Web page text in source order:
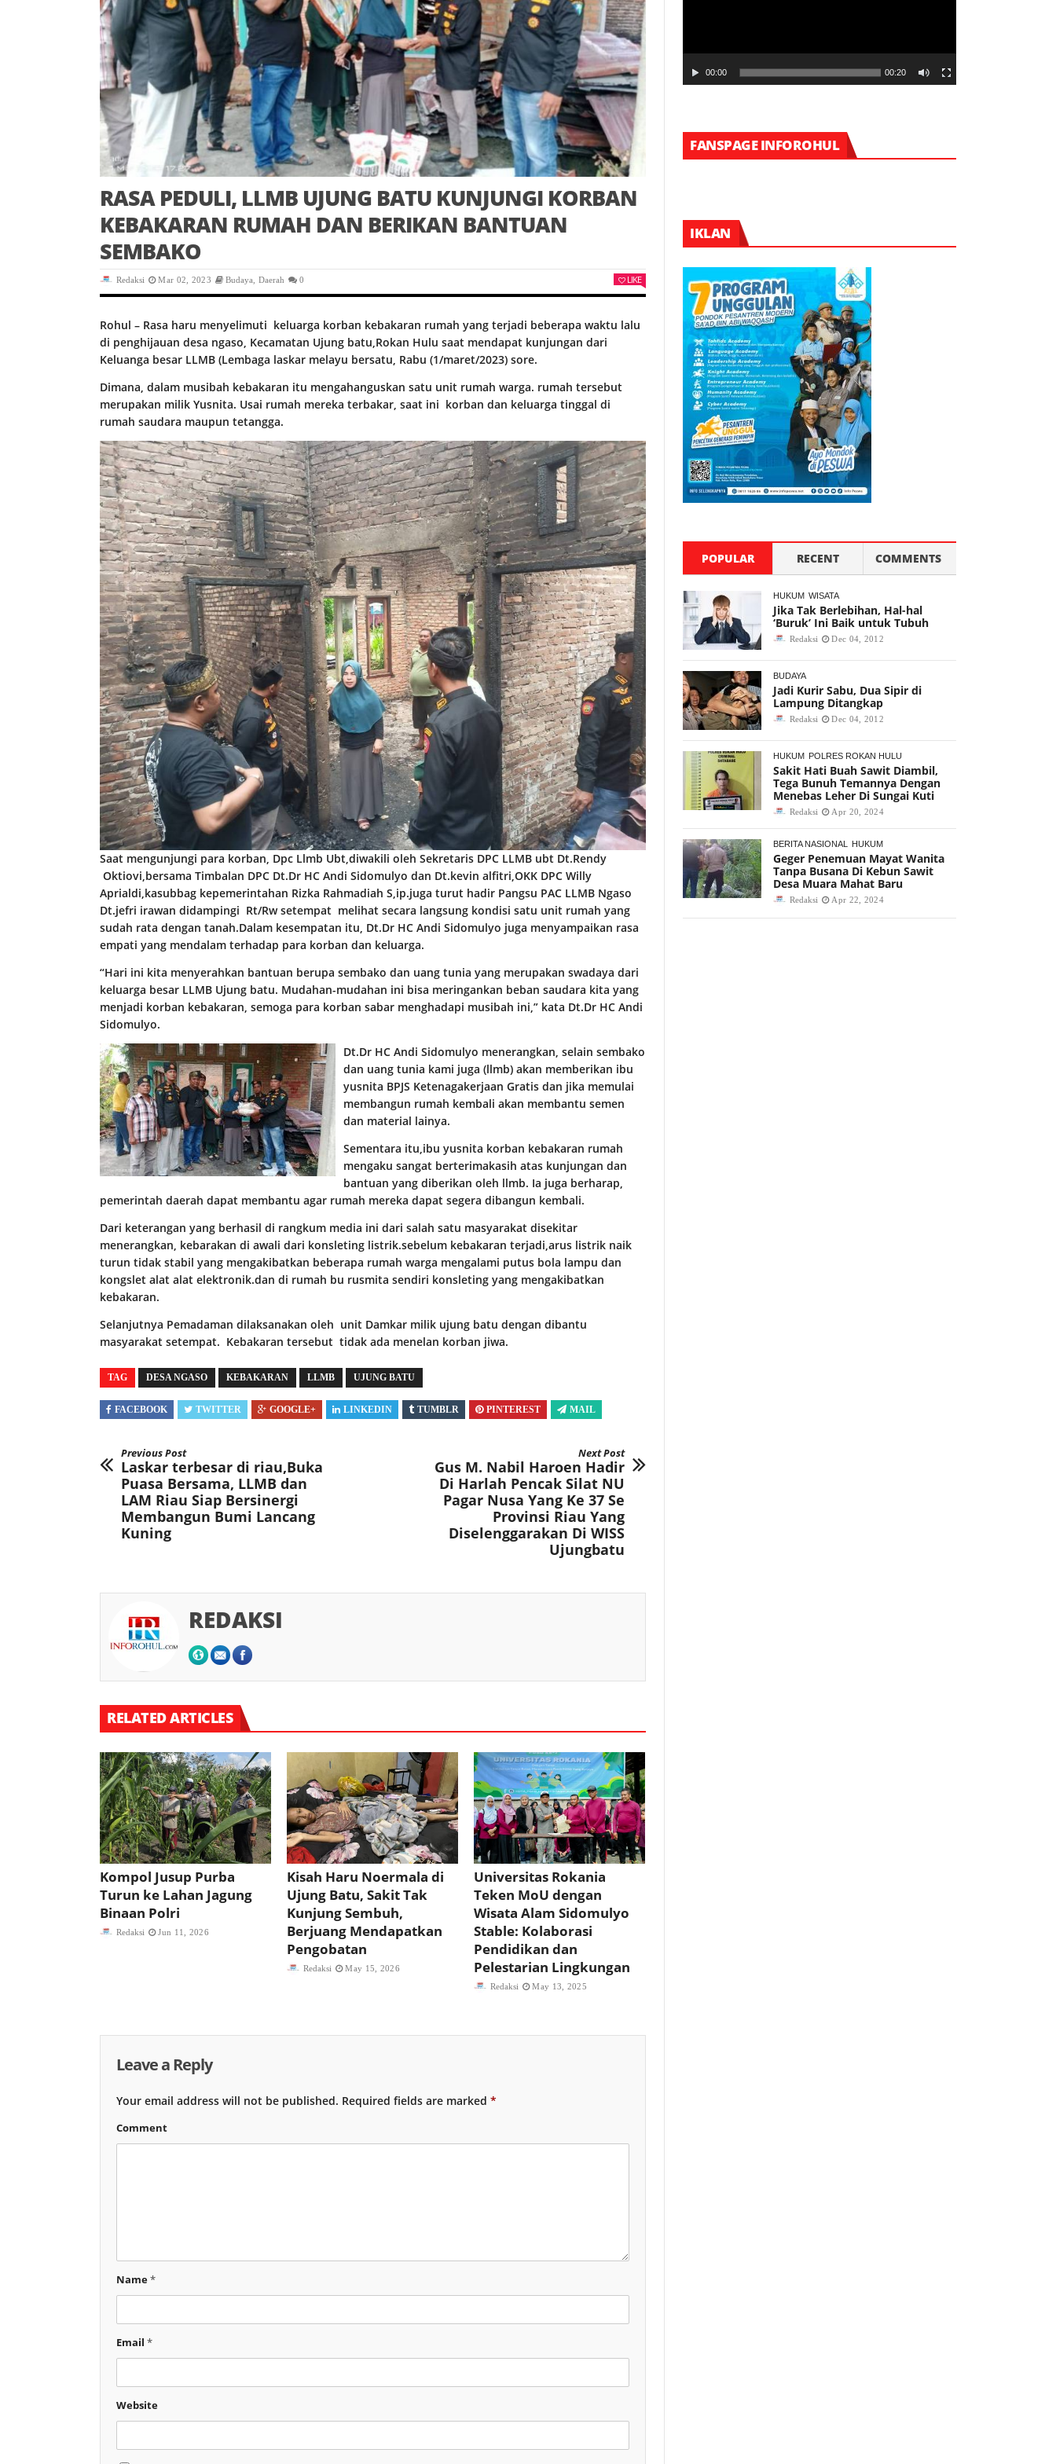
RASA PEDULI, LLMB UJUNG BATU KUNJUNGI KORBAN
KEBAKARAN RUMAH DAN BERIKAN BANTUAN
SEMBAKO
Redaksi Mar 02, 2023 Budaya Daerah 0 LIKE
Rohul – Rasa haru menyelimuti keluarga korban kebakaran rumah yang terjadi beberapa waktu lalu
di penghijauan desa ngaso, Kecamatan Ujung batu,Rokan Hulu saat mendapat kunjungan dari
Keluanga besar LLMB (Lembaga laskar melayu bersatu, Rabu (1/maret/2023) sore.
Dimana, dalam musibah kebakaran itu mengahanguskan satu unit rumah warga. rumah tersebut
merupakan milik Yusnita. Usai rumah mereka terbakar, saat ini korban dan keluarga tinggal di
rumah saudara maupun tetangga.
Saat mengunjungi para korban, Dpc Llmb Ubt,diwakili oleh Sekretaris DPC LLMB ubt Dt.Rendy
Oktiovi,bersama Timbalan DPC Dt.Dr HC Andi Sidomulyo dan Dt.kevin alfitri,OKK DPC Willy
Aprialdi,kasubbag kepemerintahan Rizka Rahmadiah S,ip.juga turut hadir Pangsu PAC LLMB Ngaso
Dt.jefri irawan didampingi Rt/Rw setempat melihat secara langsung kondisi satu unit rumah yang
sudah rata dengan tanah.Dalam kesempatan itu, Dt.Dr HC Andi Sidomulyo juga menyampaikan rasa
empati yang mendalam terhadap para korban dan keluarga.
“Hari ini kita menyerahkan bantuan berupa sembako dan uang tunia yang merupakan swadaya dari
keluarga besar LLMB Ujung batu. Mudahan-mudahan ini bisa meringankan beban saudara kita yang
menjadi korban kebakaran, semoga para korban sabar menghadapi musibah ini,” kata Dt.Dr HC Andi
Sidomulyo.
Dt.Dr HC Andi Sidomulyo menerangkan, selain sembako
dan uang tunia kami juga (llmb) akan memberikan ibu
yusnita BPJS Ketenagakerjaan Gratis dan jika memulai
membangun rumah kembali akan membantu semen
dan material lainya.
Sementara itu,ibu yusnita korban kebakaran rumah
mengaku sangat berterimakasih atas kunjungan dan
bantuan yang diberikan oleh llmb. Ia juga berharap,
pemerintah daerah dapat membantu agar rumah mereka dapat segera dibangun kembali.
Dari keterangan yang berhasil di rangkum media ini dari salah satu masyarakat disekitar
menerangkan, kebarakan di awali dari konsleting listrik.sebelum kebakaran terjadi,arus listrik naik
turun tidak stabil yang mengakibatkan beberapa rumah warga mengalami putus bola lampu dan
kongslet alat alat elektronik.dan di rumah bu rusmita sendiri konsleting yang mengakibatkan
kebakaran.
Selanjutnya Pemadaman dilaksanakan oleh unit Damkar milik ujung batu dengan dibantu
masyarakat setempat. Kebakaran tersebut tidak ada menelan korban jiwa.
TAG DESA NGASO KEBAKARAN LLMB UJUNG BATU
FACEBOOK TWITTER GOOGLE+ LINKEDIN TUMBLR PINTEREST MAIL
Previous Post
Laskar terbesar di riau,Buka
Puasa Bersama, LLMB dan
LAM Riau Siap Bersinergi
Membangun Bumi Lancang
Kuning
Next Post
Gus M. Nabil Haroen Hadir
Di Harlah Pencak Silat NU
Pagar Nusa Yang Ke 37 Se
Provinsi Riau Yang
Diselenggarakan Di WISS
Ujungbatu
REDAKSI
RELATED ARTICLES
Kompol Jusup Purba
Turun ke Lahan Jagung
Binaan Polri
Redaksi Jun 11, 2026
Kisah Haru Noermala di
Ujung Batu, Sakit Tak
Kunjung Sembuh,
Berjuang Mendapatkan
Pengobatan
Redaksi May 15, 2026
Universitas Rokania
Teken MoU dengan
Wisata Alam Sidomulyo
Stable: Kolaborasi
Pendidikan dan
Pelestarian Lingkungan
Redaksi May 13, 2025
Leave a Reply
Your email address will not be published. Required fields are marked *
Comment
Name*
Email *
Website
00:00 00:20
FANSPAGE INFOROHUL
IKLAN
POPULAR RECENT COMMENTS
HUKUM WISATA
Jika Tak Berlebihan, Hal-hal
‘Buruk’ Ini Baik untuk Tubuh
Redaksi Dec 04, 2012
BUDAYA
Jadi Kurir Sabu, Dua Sipir di
Lampung Ditangkap
Redaksi Dec 04, 2012
HUKUM POLRES ROKAN HULU
Sakit Hati Buah Sawit Diambil,
Tega Bunuh Temannya Dengan
Menebas Leher Di Sungai Kuti
Redaksi Apr 20, 2024
BERITA NASIONAL HUKUM
Geger Penemuan Mayat Wanita
Tanpa Busana Di Kebun Sawit
Desa Muara Mahat Baru
Redaksi Apr 22, 2024